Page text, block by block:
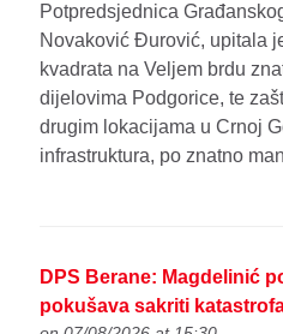
Potpredsjednica
Novaković Đurović, upitala
kvadrata na Veljem brdu
dijelovima Podgorice, te
drugim lokacijama u Crnoj
infrastruktura, po znatno
DPS Berane: Magdelinić
pokušava sakriti